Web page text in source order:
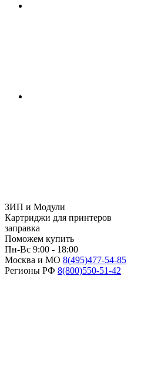
ЗИП и Модули
Картриджи для принтеров
заправка
Поможем купить
Пн-Вс 9:00 - 18:00
Москва и МО 8(495)477-54-85
Регионы РФ 8(800)550-51-42